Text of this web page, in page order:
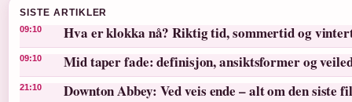
SISTE ARTIKLER
09:10 Hva er klokka nå? Riktig tid, sommertid og
09:10 Mid taper fade: definisjon, ansiktsformer og
21:10 Downton Abbey: Ved veis ende – alt om den siste